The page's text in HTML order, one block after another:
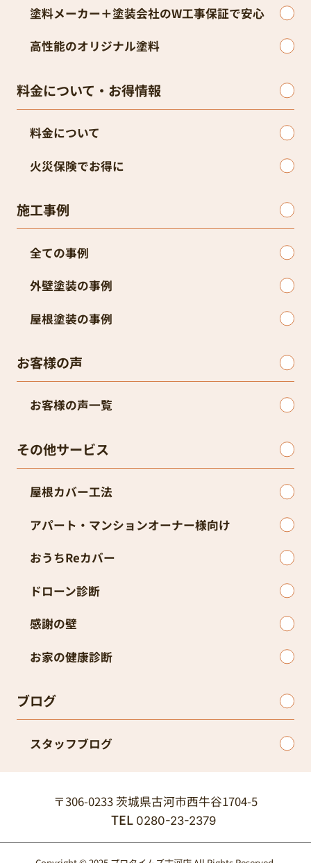
塗料メーカー＋塗装会社のW工事保証で安心
高性能のオリジナル塗料
料金について・お得情報
料金について
火災保険でお得に
施工事例
全ての事例
外壁塗装の事例
屋根塗装の事例
お客様の声
お客様の声一覧
その他サービス
屋根カバー工法
アパート・マンションオーナー様向け
おうちReカバー
ドローン診断
感謝の壁
お家の健康診断
ブログ
スタッフブログ
〒306-0233 茨城県古河市西牛谷1704-5
TEL 0280-23-2379